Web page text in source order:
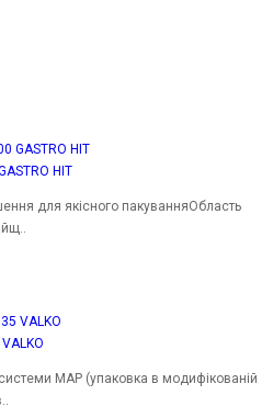
HIT
для якісного пакуванняОбласть
MAP (упаковка в модифікованій